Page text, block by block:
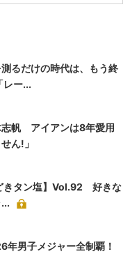
るだけの時代は、もう終
ー...
志帆 アイアンは8年愛用
ん!」
きタン塩】Vol.92 好きな
年男子メジャー全制覇！